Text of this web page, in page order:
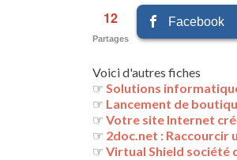
12
Partages
Facebook
Voici d'autres fiches
☞ Solutions
☞ Lancement de
☞ Votre site Internet
☞ 2doc.net : Raccourcir
☞ Virtual Shield société